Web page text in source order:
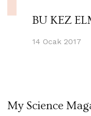
BU KEZ
14 Ocak 2017
My Science